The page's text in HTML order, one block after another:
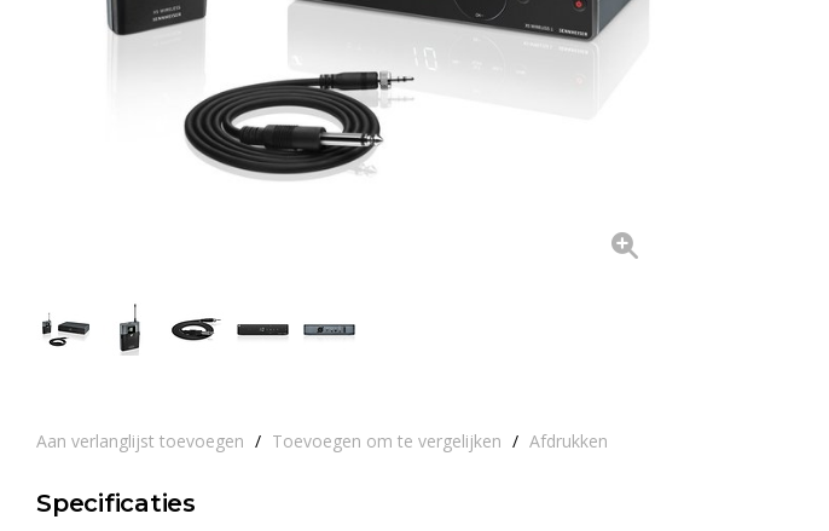
Aan verlanglijst toevoegen / Toevoegen om te vergelijken / Afdrukken
Specificaties